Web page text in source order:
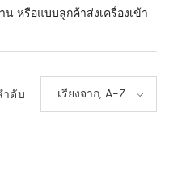
หรือแบบลูกค้าส่งเครื่องเข้า
ำดับ เรียงจาก, A-Z